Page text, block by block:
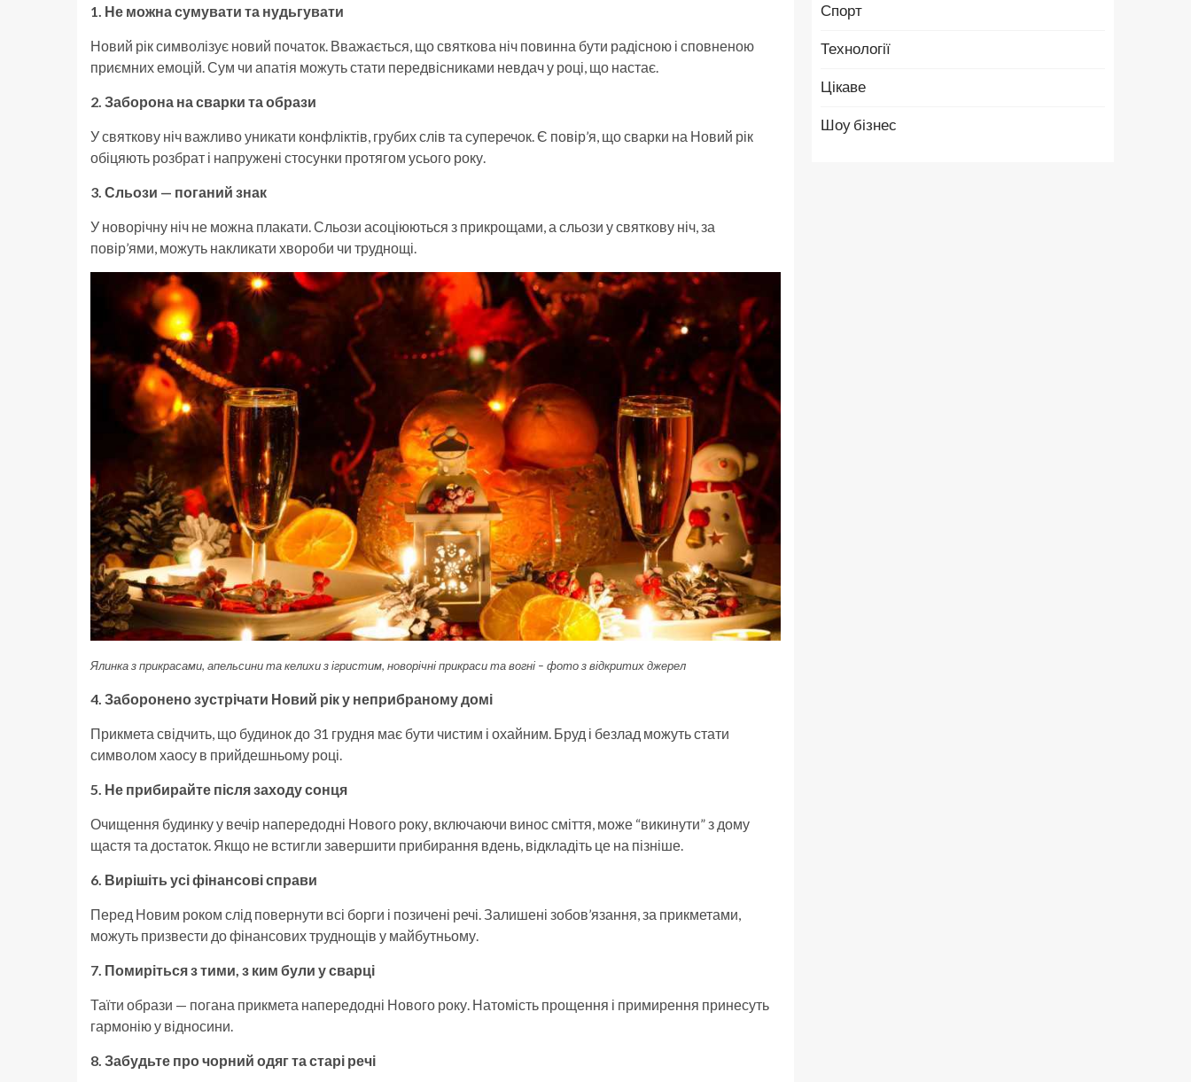
1. Не можна сумувати та нудьгувати
Новий рік символізує новий початок. Вважається, що святкова ніч повинна бути радісною і сповненою
приємних емоцій. Сум чи апатія можуть стати передвісниками невдач у році, що настає.
2. Заборона на сварки та образи
У святкову ніч важливо уникати конфліктів, грубих слів та суперечок. Є повір’я, що сварки на Новий рік
обіцяють розбрат і напружені стосунки протягом усього року.
3. Сльози — поганий знак
У новорічну ніч не можна плакати. Сльози асоціюються з прикрощами, а сльози у святкову ніч, за
повір’ями, можуть накликати хвороби чи труднощі.
Ялинка з прикрасами, апельсини та келихи з ігристим, новорічні прикраси та вогні – фото з відкритих джерел
4. Заборонено зустрічати Новий рік у неприбраному домі
Прикмета свідчить, що будинок до 31 грудня має бути чистим і охайним. Бруд і безлад можуть стати
символом хаосу в прийдешньому році.
5. Не прибирайте після заходу сонця
Очищення будинку у вечір напередодні Нового року, включаючи винос сміття, може “викинути” з дому
щастя та достаток. Якщо не встигли завершити прибирання вдень, відкладіть це на пізніше.
6. Вирішіть усі фінансові справи
Перед Новим роком слід повернути всі борги і позичені речі. Залишені зобов’язання, за прикметами,
можуть призвести до фінансових труднощів у майбутньому.
7. Помиріться з тими, з ким були у сварці
Таїти образи — погана прикмета напередодні Нового року. Натомість прощення і примирення принесуть
гармонію у відносини.
8. Забудьте про чорний одяг та старі речі
Спорт
Технології
Цікаве
Шоу бізнес